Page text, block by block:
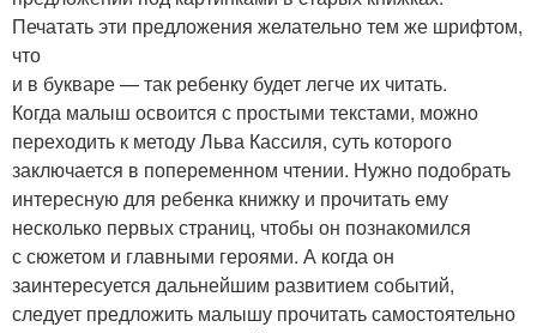
Печатать эти предложения желательно тем же шрифтом,
что
и в букваре — так ребенку будет легче их читать.
Когда малыш освоится с простыми текстами, можно
переходить к методу Льва Кассиля, суть которого
заключается в попеременном чтении. Нужно подобрать
интересную для ребенка книжку и прочитать ему
несколько первых страниц, чтобы он познакомился
с сюжетом и главными героями. А когда он
заинтересуется дальнейшим развитием событий,
следует предложить малышу прочитать самостоятельно